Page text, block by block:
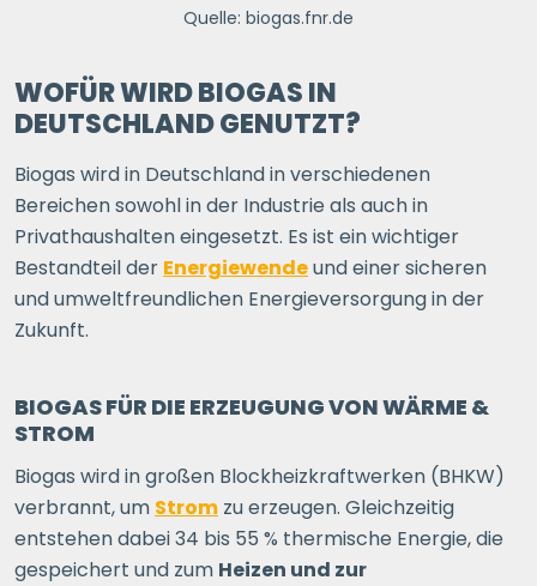
Quelle: biogas.fnr.de
WOFÜR WIRD BIOGAS IN
DEUTSCHLAND GENUTZT?
Biogas wird in Deutschland in verschiedenen
Bereichen sowohl in der Industrie als auch in
Privathaushalten eingesetzt. Es ist ein wichtiger
Bestandteil der Energiewendeund einer sicheren
und umweltfreundlichen Energieversorgung in der
Zukunft.
BIOGAS FÜR DIE ERZEUGUNG VON WÄRME &
STROM
Biogas wird in großen Blockheizkraftwerken (BHKW)
verbrannt, um Strom zu erzeugen. Gleichzeitig
entstehen dabei 34 bis 55 % thermische Energie, die
gespeichert und zum Heizen und zur